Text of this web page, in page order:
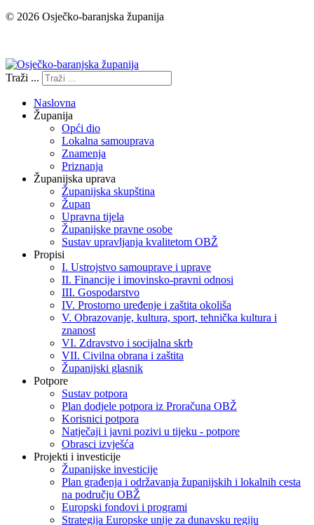
© 2026 Osječko-baranjska županija
Traži ...
Naslovna
Županija
Opći dio
Lokalna samouprava
Znamenja
Priznanja
Županijska uprava
Županijska skupština
Župan
Upravna tijela
Županijske pravne osobe
Sustav upravljanja kvalitetom OBŽ
Propisi
I. Ustrojstvo samouprave i uprave
II. Financije i imovinsko-pravni odnosi
III. Gospodarstvo
IV. Prostorno uređenje i zaštita okoliša
V. Obrazovanje, kultura, sport, tehnička kultura i
znanost
VI. Zdravstvo i socijalna skrb
VII. Civilna obrana i zaštita
Županijski glasnik
Potpore
Sustav potpora
Plan dodjele potpora iz Proračuna OBŽ
Korisnici potpora
Natječaji i javni pozivi u tijeku - potpore
Obrasci izvješća
Projekti i investicije
Županijske investicije
Plan građenja i održavanja županijskih i lokalnih cesta
na području OBŽ
Europski fondovi i programi
Strategija Europske unije za dunavsku regiju